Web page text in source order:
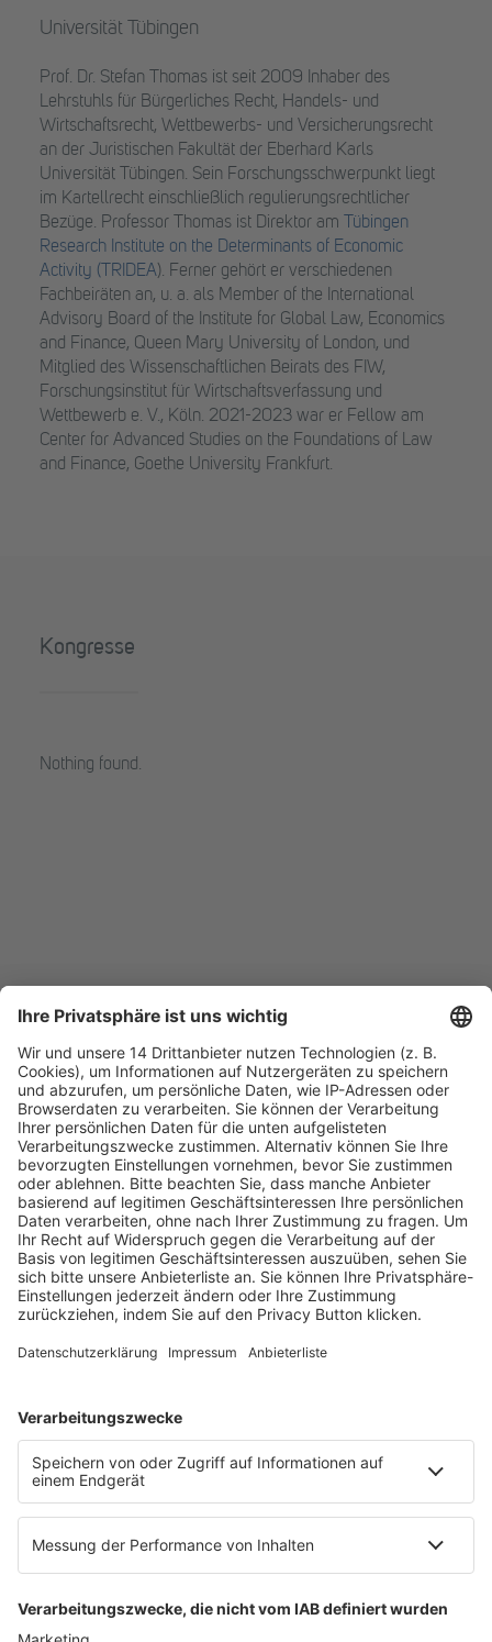
Universität Tübingen
Prof. Dr. Stefan Thomas ist seit 2009 Inhaber des
Lehrstuhls für Bürgerliches Recht, Handels- und
Wirtschaftsrecht, Wettbewerbs- und Versicherungsrecht
an der Juristischen Fakultät der Eberhard Karls
Universität Tübingen. Sein Forschungsschwerpunkt liegt
im Kartellrecht einschließlich regulierungsrechtlicher
Bezüge. Professor Thomas ist Direktor am
Tübingen
Research Institute on the Determinants of Economic
Activity (TRIDEA). Ferner gehört er verschiedenen
Fachbeiräten an, u. a. als Member of the International
Advisory Board of the Institute for Global Law, Economics
and Finance, Queen Mary University of London, und
Mitglied des Wissenschaftlichen Beirats des FIW,
Forschungsinstitut für Wirtschaftsverfassung und
Wettbewerb e. V., Köln. 2021-2023 war er Fellow am
Center for Advanced Studies on the Foundations of Law
and Finance, Goethe University Frankfurt.
Kongresse
Nothing found.
Fachmedien Recht und Wirtschaft
Ein Fachbereich der
dfv Mediengruppe
Mainzer Landstr. 251
60326 Frankfurt am Main
E-Mail:info@ruw.de
Web:https://www.ruw.de
AGB
Datenschutzerklärung
Genderhinweis
Cookie-Einstellungen